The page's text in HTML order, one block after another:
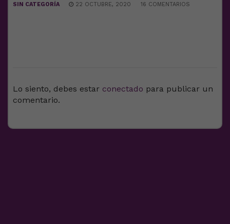
SIN CATEGORÍA 22 OCTUBRE, 2020 16 COMENTARIOS
Lo siento, debes estar conectado para publicar un
comentario.